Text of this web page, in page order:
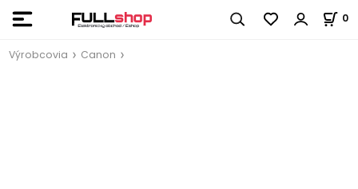
0
Výrobcovia Canon